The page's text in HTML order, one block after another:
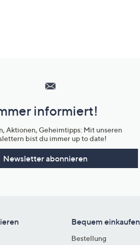
informiert!
Aktionen, Geheimtipps: Mit unseren
bist du immer up to date!
Newsletter abonnieren
Bequem einkaufen
Bestellung